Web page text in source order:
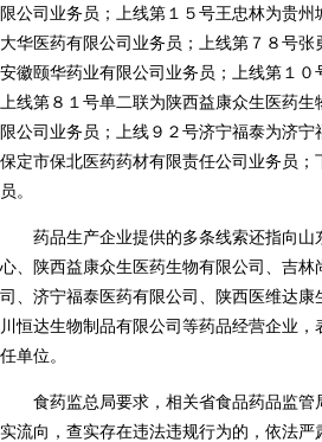
限公司业务员；上线第１５号王忠林为贵
大华医药有限公司业务员；上线第７８号
安徽颐华药业有限公司业务员；上线第１
上线第８１号单二联为陕西益康众生医药
限公司业务员；上线９２号济宁福泰为济
保定市保北医药药材有限责任公司业务员
员。
药品生产企业提供的多条线索还指向山
心、陕西益康众生医药生物有限公司、吉
司、济宁福泰医药有限公司、陕西医维达
川恒达生物制品有限公司等药品经营企业
任单位。
食药监总局要求，相关省食品药品监管
实流向，查实存在违法违规行为的，依法